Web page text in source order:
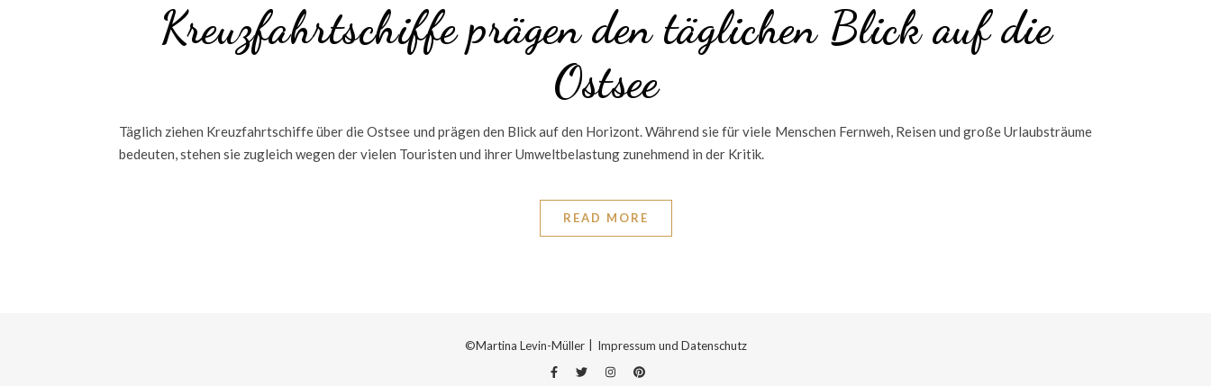
Kreuzfahrtschiffe prägen den täglichen Blick auf die
Ostsee
Täglich ziehen Kreuzfahrtschiffe über die Ostsee und prägen den Blick auf den Horizont. Während sie für viele Menschen Fernweh, Reisen und große Urlaubsträume
bedeuten, stehen sie zugleich wegen der vielen Touristen und ihrer Umweltbelastung zunehmend in der Kritik.
READ MORE
©Martina Levin-Müller Impressum und Datenschutz